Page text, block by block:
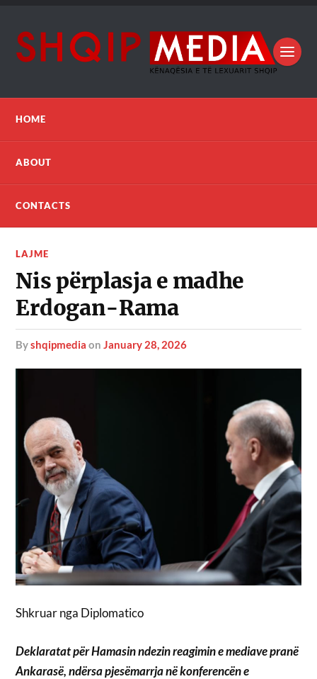
HOME
ABOUT
CONTACTS
LAJME
Nis përplasja e madhe
Erdogan-Rama
byshqipmedia onJanuary 28, 2026
Shkruar nga Diplomatico
Deklaratat për Hamasin ndezin reagimin e mediave pranë
Ankarasë, ndërsa pjesëmarrja në konferencën e